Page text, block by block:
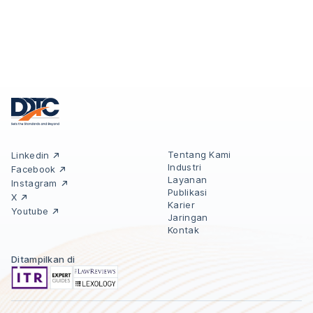
Linkedin
Facebook
Instagram
X
Youtube
Tentang Kami
Industri
Layanan
Publikasi
Karier
Jaringan
Kontak
Ditampilkan di